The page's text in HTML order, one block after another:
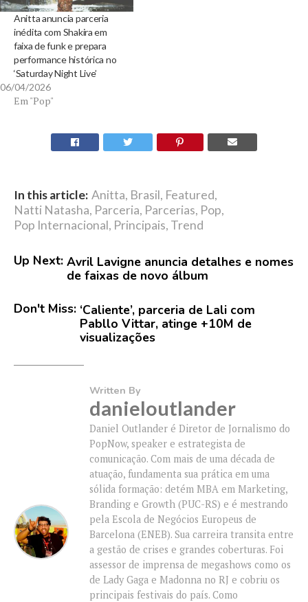
Anitta anuncia parceria
inédita com Shakira em
faixa de funk e prepara
performance histórica no
‘Saturday Night Live’
06/04/2026
Em "Pop"
In this article: Anitta, Brasil, Featured,
Natti Natasha, Parceria, Parcerias, Pop,
Pop Internacional, Principais, Trend
Up Next: Avril Lavigne anuncia detalhes e nomes
de faixas de novo álbum
Don't Miss: ‘Caliente’, parceria de Lali com
Pabllo Vittar, atinge +10M de
visualizações
Written By
danieloutlander
Daniel Outlander é Diretor de Jornalismo do
PopNow, speaker e estrategista de
comunicação. Com mais de uma década de
atuação, fundamenta sua prática em uma
sólida formação: detém MBA em Marketing,
Branding e Growth (PUC-RS) e é mestrando
pela Escola de Negócios Europeus de
Barcelona (ENEB). Sua carreira transita entre
a gestão de crises e grandes coberturas. Foi
assessor de imprensa de megashows como os
de Lady Gaga e Madonna no RJ e cobriu os
principais festivais do país. Como